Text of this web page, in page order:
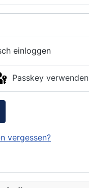
einloggen
Passkey verwenden
vergessen?